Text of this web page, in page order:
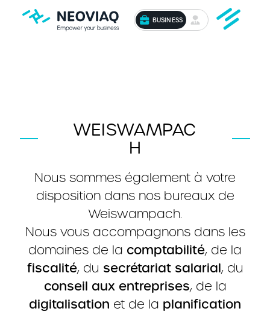
BUSINESS
WEISWAMPAC
H
Nous sommes également à votre
disposition dans nos bureaux de
Weiswampach.
Nous vous accompagnons dans les
domaines de la comptabilité, de la
fiscalité, du secrétariat salarial, du
conseil aux entreprises, de la
digitalisation et de la planification